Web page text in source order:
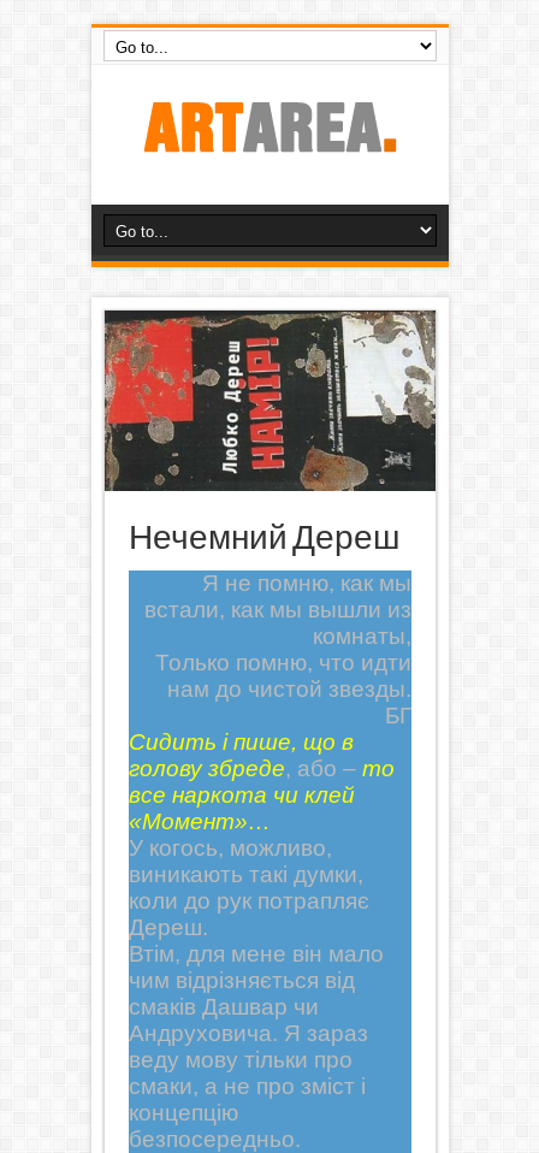
Нечемний Дереш
Я не помню, как мы
встали, как мы вышли из
комнаты,
Только помню, что идти
нам до чистой звезды.
БГ
Сидить і пише, що в
голову збреде, або – то
все наркота чи клей
«Момент»…
У когось, можливо,
виникають такі думки,
коли до рук потрапляє
Дереш.
Втім, для мене він мало
чим відрізняється від
смаків Дашвар чи
Андруховича. Я зараз
веду мову тільки про
смаки, а не про зміст і
концепцію
безпосередньо.